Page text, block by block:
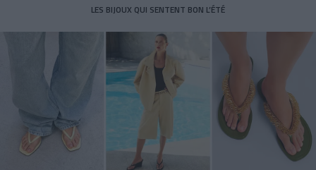
LES BIJOUX QUI SENTENT BON L’ÉTÉ